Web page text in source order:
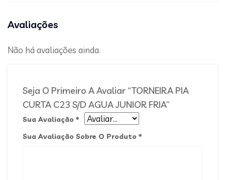
Avaliações
Não há avaliações ainda.
Seja O Primeiro A Avaliar “TORNEIRA PIA
CURTA C23 S/D AGUA JUNIOR FRIA”
Sua Avaliação *
Sua Avaliação Sobre O Produto *